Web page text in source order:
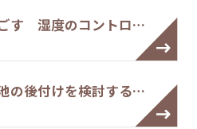
す 湿度のコントロ…
の後付けを検討する…